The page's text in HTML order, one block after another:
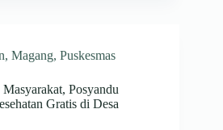
, Magang, Puskesmas
Posyandu
Gratis di Desa